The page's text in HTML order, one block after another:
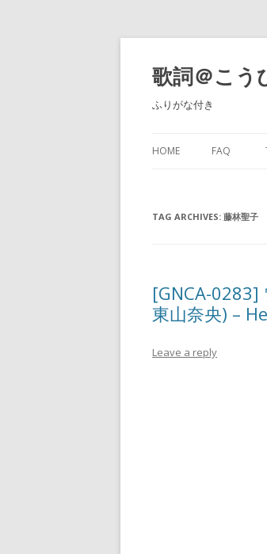
歌詞＠こう
ふりがな付き
HOME FAQ
TAG ARCHIVES: 藤林聖子
[GNCA-0283]
東山奈央) –
Leave a reply